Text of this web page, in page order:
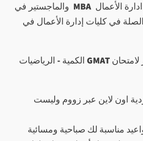
الأعمال MBA والماجستير في
في كليات إدارة الأعمال في
لامتحان GMAT الكمية - الرياضيات
اون لاين عبر زووم وليست
مناسبة لك صباحية ومسائية